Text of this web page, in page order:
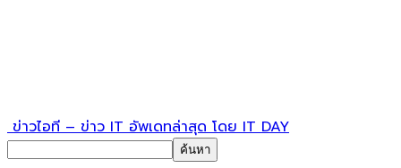
ข่าวไอที – ข่าว IT อัพเดทล่าสุด โดย IT DAY